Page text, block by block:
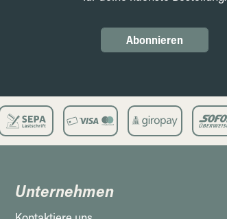
Abonnieren
Unternehmen